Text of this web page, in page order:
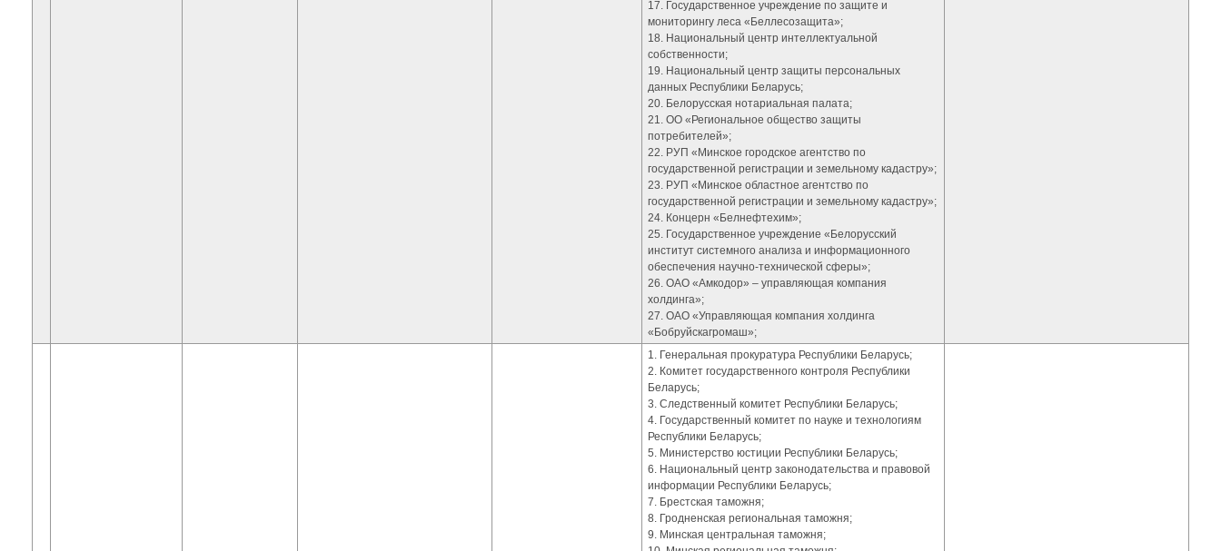
17. Государственное учреждение по защите и
мониторингу леса «Беллесозащита»;
18. Национальный центр интеллектуальной
собственности;
19. Национальный центр защиты персональных
данных Республики Беларусь;
20. Белорусская нотариальная палата;
21. ОО «Региональное общество защиты
потребителей»;
22. РУП «Минское городское агентство по
государственной регистрации и земельному кадастру»;
23. РУП «Минское областное агентство по
государственной регистрации и земельному кадастру»;
24. Концерн «Белнефтехим»;
25. Государственное учреждение «Белорусский
институт системного анализа и информационного
обеспечения научно-технической сферы»;
26. ОАО «Амкодор» – управляющая компания
холдинга»;
27. ОАО «Управляющая компания холдинга
«Бобруйскагромаш»;
1. Генеральная прокуратура Республики Беларусь;
2. Комитет государственного контроля Республики
Беларусь;
3. Следственный комитет Республики Беларусь;
4. Государственный комитет по науке и технологиям
Республики Беларусь;
5. Министерство юстиции Республики Беларусь;
6. Национальный центр законодательства и правовой
информации Республики Беларусь;
7. Брестская таможня;
8. Гродненская региональная таможня;
9. Минская центральная таможня;